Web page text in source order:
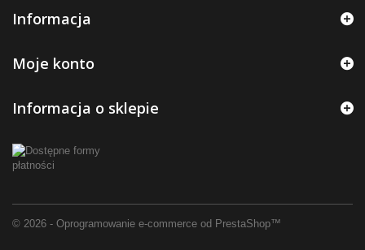
Informacja
© 2026 - Oprogramowanie e-commerce od PrestaShop™
Moje konto
Informacja o sklepie